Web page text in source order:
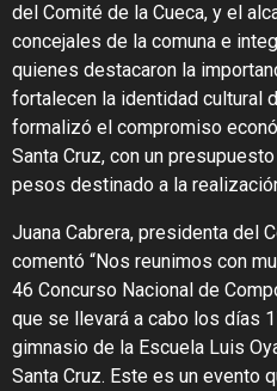
del Comité de la Cueca, y el
concejales de la comuna e
quienes destacaron la
fortalecen la identidad cultural
formalizó el compromiso
Santa Cruz, con un
pesos destinado a la
Juana Cabrera, presidenta del
comentó “Nos reunimos con
46 Concurso Nacional de
que se llevará a cabo los días
gimnasio de la Escuela Luis
Santa Cruz. Este es un evento